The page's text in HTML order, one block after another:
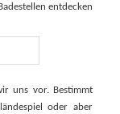
entdecken
uns vor. Bestimmt
oder aber